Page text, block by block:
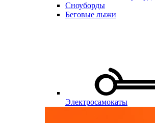
Сноуборды
Беговые лыжи
Электросамокаты